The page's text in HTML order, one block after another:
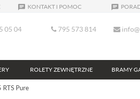
KONTAKT I POMOC
05 04 795 573 814
ROLETY ZEWNĘTRZNE BRAMY
RTS Pure